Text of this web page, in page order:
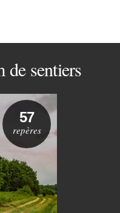
de sentiers
57
repères